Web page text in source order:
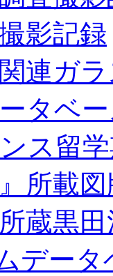
影記録
連ガ
タベ
ス留
』所載
蔵黒
データ